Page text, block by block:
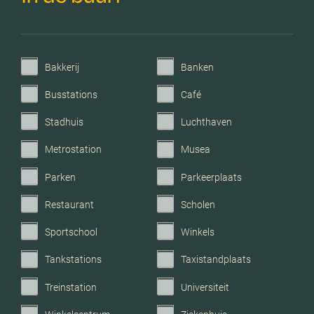
GarageBakkerij Banken
Busstations Café
Stadhuis Luchthaven
Metrostation Musea
Parken Parkeerplaats
Restaurant Scholen
Sportschool Winkels
Tankstations Taxistandplaats
Treinstation Universiteit